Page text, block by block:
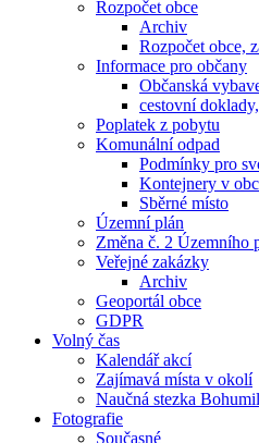
Rozpočet obce
Archiv
Rozpočet obce,
Informace pro občany
Občanská
cestovní
Poplatek z pobytu
Komunální odpad
Podmínky pro
Kontejnery v
Sběrné místo
Územní plán
Změna č. 2 Územního
Veřejné zakázky
Archiv
Geoportál obce
GDPR
Volný čas
Kalendář akcí
Zajímavá místa v okolí
Naučná stezka
Fotografie
Současné